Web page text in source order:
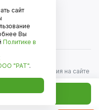
в корзину
автозапчастей
Информация на сайте
характер и не является
защищены.
сайт
Вы
Политике в
"РАТ".